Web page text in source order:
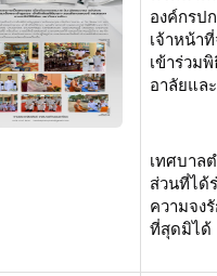
องค์กรป
เจ้าหน้า
เข้าร่วม
อาลัยแล
เทศบาล
ส่วนที่ได้
ความจง
ที่สุดมิได้